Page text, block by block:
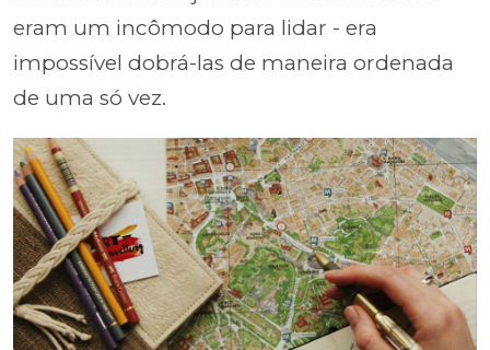
eram um incômodo para lidar - era
impossível dobrá-las de maneira ordenada
de uma só vez.